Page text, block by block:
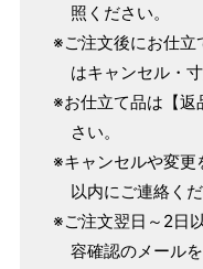
MW
L
LW
照ください。
※ご注文後にお仕立
はキャンセル・
※お仕立て品は【返
さい。
※キャンセルや変更
以内にご連絡くだ
※ご注文翌日～2日
容確認のメール